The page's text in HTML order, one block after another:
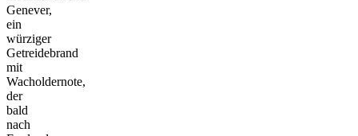
Genever,
ein
würziger
Getreidebrand
mit
Wacholdernote,
der
bald
nach